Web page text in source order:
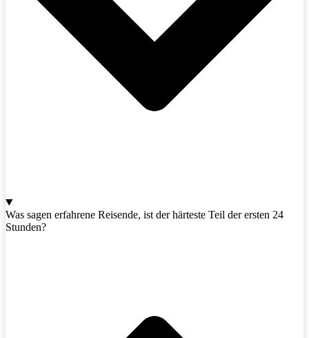
Was sagen erfahrene Reisende, ist der härteste Teil der ersten 24
Stunden?